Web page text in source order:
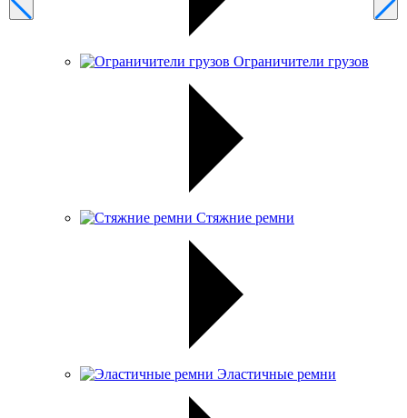
Ограничители грузов
Стяжние ремни
Эластичные ремни